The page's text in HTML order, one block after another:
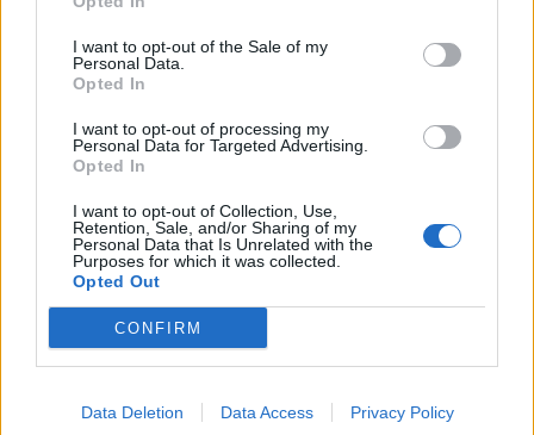
I want to opt-out of the Sale of my
Personal Data.
Opted In
I want to opt-out of processing my
Personal Data for Targeted Advertising.
Opted In
I want to opt-out of Collection, Use,
Retention, Sale, and/or Sharing of my
Personal Data that Is Unrelated with the
Purposes for which it was collected.
Opted Out
CONFIRM
Data Deletion Data Access Privacy Policy
ΕΛΛΑΔΑ 09.06.2026 12:17
PARAPOLITIKA NEWSROOM
Βασιλικής η επιμέλεια των παιδιών της
Αποδέχομαι τους
και την πολιτική απορρήτου
X